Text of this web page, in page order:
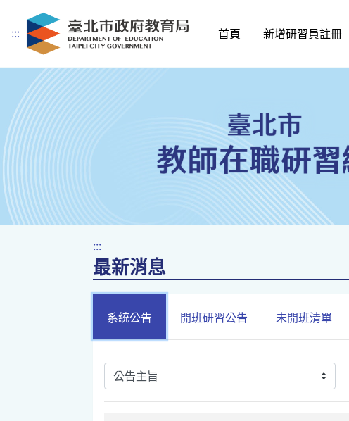
跳到主要內容
::: 首頁 新增研習員註冊
:::
最新消息
系統公告 開班研習公告 未開班清單